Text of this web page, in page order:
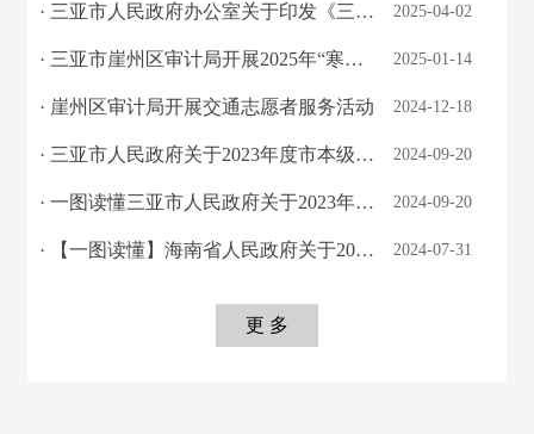
· 三亚市人民政府办公室关于印发《三亚市人民政府2025年立法工作计划》的通知 2025-04-02
· 三亚市崖州区审计局开展2025年“寒冬送温暖”慰问活动 2025-01-14
· 崖州区审计局开展交通志愿者服务活动 2024-12-18
· 三亚市人民政府关于2023年度市本级预算执行和其他财政收支的审计工作报告 2024-09-20
· 一图读懂三亚市人民政府关于2023年度市本级预算执行和其他财政收支的审计工作报告 2024-09-20
· 【一图读懂】海南省人民政府关于2023年度省本级预算执行和其他财政收支的审计工作... 2024-07-31
更 多